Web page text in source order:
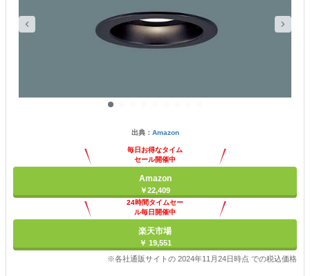
出典： Amazon
毎日お得なタイム
セール開催中
Amazon
￥22,409
24時間タイムセー
ル毎日開催中
楽天市場
￥ 19,551
※各社通販サイトの 2024年11月24日時点 での税込価格